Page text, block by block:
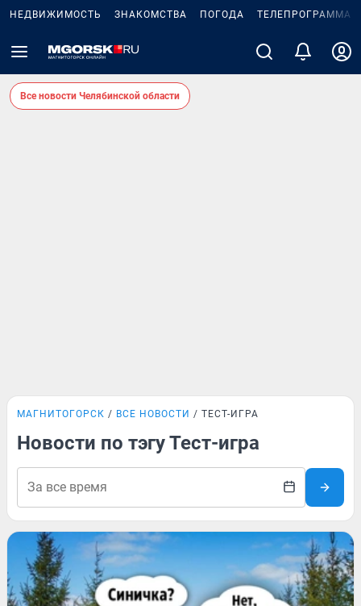
НЕДВИЖИМОСТЬ ЗНАКОМСТВА ПОГОДА ТЕЛЕПРОГРАММА
Все новости Челябинской области
МАГНИТОГОРСК ВСЕ НОВОСТИ ТЕСТ-ИГРА
Новости по тэгу Тест-игра